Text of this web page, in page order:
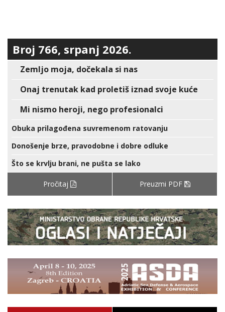
Broj 766, srpanj 2026.
Zemljo moja, dočekala si nas
Onaj trenutak kad proletiš iznad svoje kuće
Mi nismo heroji, nego profesionalci
Obuka prilagođena suvremenom ratovanju
Donošenje brze, pravodobne i dobre odluke
Što se krvlju brani, ne pušta se lako
Pročitaj Preuzmi PDF